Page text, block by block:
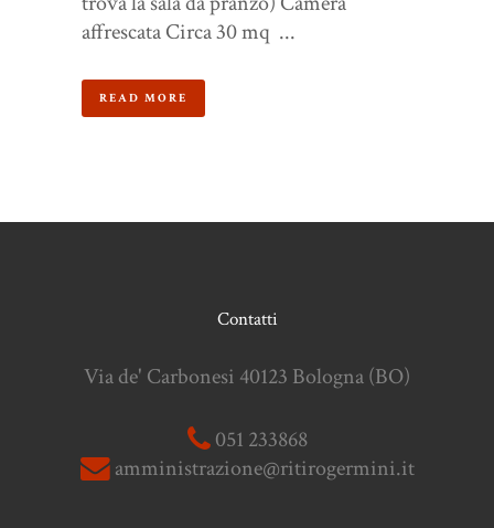
affrescata Circa 30 mq ...
READ MORE
Contatti
Via de' Carbonesi 40123 Bologna (BO)
051 233868
amministrazione@ritirogermini.it